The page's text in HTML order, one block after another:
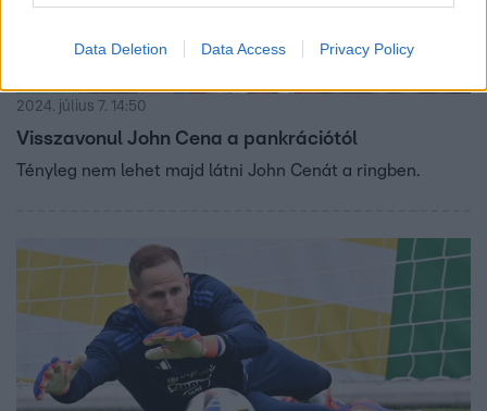
Data Deletion Data Access Privacy Policy
2024. július 7. 14:50
Visszavonul John Cena a pankrációtól
Tényleg nem lehet majd látni John Cenát a ringben.